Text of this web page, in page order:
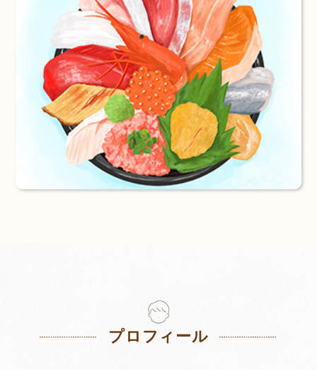
プロフィール